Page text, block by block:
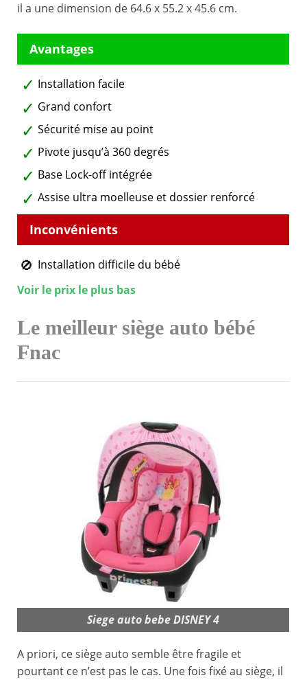
il a une dimension de 64.6 x 55.2 x 45.6 cm.
Installation facile
Grand confort
Sécurité mise au point
Pivote jusqu’à 360 degrés
Base Lock-off intégrée
Assise ultra moelleuse et dossier renforcé
Installation difficile du bébé
Voir le prix le plus bas
Le meilleur siège auto bébé
Fnac
Siege auto bebe DISNEY 4
A priori, ce siège auto semble être fragile et
pourtant ce n’est pas le cas. Une fois fixé au siège, il